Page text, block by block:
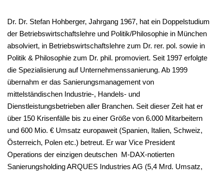
Dr. Dr. Stefan Hohberger, Jahrgang 1967, hat ein Doppelstudium
der Betriebswirtschaftslehre und Politik/Philosophie in München
absolviert, in Betriebswirtschaftslehre zum Dr. rer. pol. sowie in
Politik & Philosophie zum Dr. phil. promoviert. Seit 1997 erfolgte
die Spezialisierung auf Unternehmenssanierung. Ab 1999
übernahm er das Sanierungsmanagement von
mittelständischen Industrie-, Handels- und
Dienstleistungsbetrieben aller Branchen. Seit dieser Zeit hat er
über 150 Krisenfälle bis zu einer Größe von 6.000 Mitarbeitern
und 600 Mio. € Umsatz europaweit (Spanien, Italien, Schweiz,
Österreich, Polen etc.) betreut. Er war Vice President
Operations der einzigen deutschen M-DAX-notierten
Sanierungsholding ARQUES Industries AG (5,4 Mrd. Umsatz,